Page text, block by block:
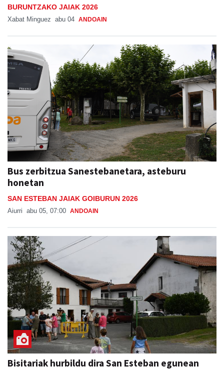
BURUNTZAKO JAIAK 2026
Xabat Minguez abu 04 ANDOAIN
Bus zerbitzua Sanestebanetara, asteburu
honetan
SAN ESTEBAN JAIAK GOIBURUN 2026
Aiurri abu 05, 07:00 ANDOAIN
Bisitariak hurbildu dira San Esteban egunean